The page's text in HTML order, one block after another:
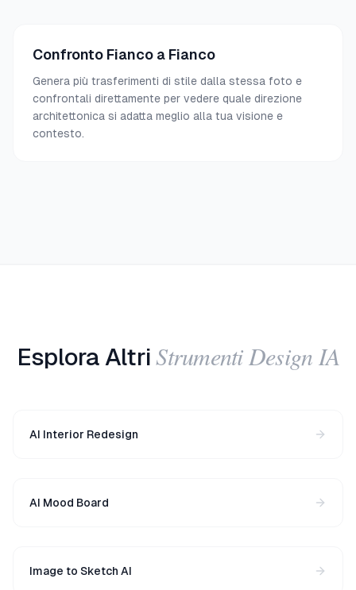
Confronto Fianco a Fianco
Genera più trasferimenti di stile dalla stessa foto e
confrontali direttamente per vedere quale direzione
architettonica si adatta meglio alla tua visione e
contesto.
Esplora Altri Strumenti Design IA
AI Interior Redesign
AI Mood Board
Image to Sketch AI